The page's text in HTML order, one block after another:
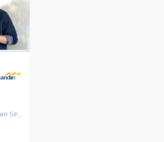
Se...